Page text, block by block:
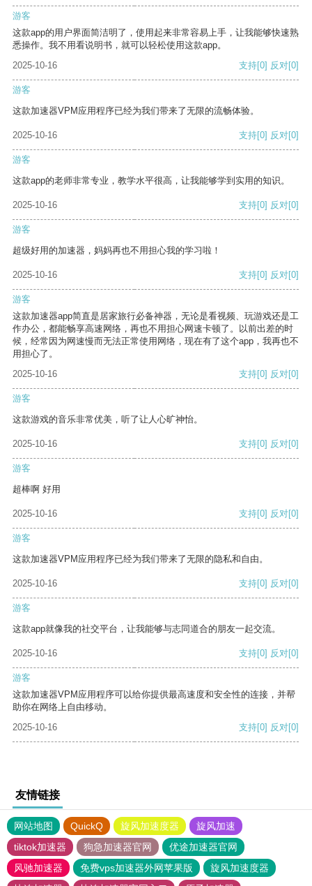
游客
这款app的用户界面简洁明了，使用起来非常容易上手，让我能够快速熟
悉操作。我不用看说明书，就可以轻松使用这款app。
2025-10-16
支持[0] 反对[0]
游客
这款加速器VPM应用程序已经为我们带来了无限的流畅体验。
2025-10-16 支持[0] 反对[0]
游客
这款app的老师非常专业，教学水平很高，让我能够学到实用的知识。
2025-10-16 支持[0] 反对[0]
游客
超级好用的加速器，妈妈再也不用担心我的学习啦！
2025-10-16 支持[0] 反对[0]
游客
这款加速器app简直是居家旅行必备神器，无论是看视频、玩游戏还是工
作办公，都能畅享高速网络，再也不用担心网速卡顿了。以前出差的时
候，经常因为网速慢而无法正常使用网络，现在有了这个app，我再也不
用担心了。
2025-10-16
支持[0] 反对[0]
游客
这款游戏的音乐非常优美，听了让人心旷神怡。
2025-10-16 支持[0] 反对[0]
游客
超棒啊 好用
2025-10-16 支持[0] 反对[0]
游客
这款加速器VPM应用程序已经为我们带来了无限的隐私和自由。
2025-10-16 支持[0] 反对[0]
游客
这款app就像我的社交平台，让我能够与志同道合的朋友一起交流。
2025-10-16 支持[0] 反对[0]
游客
这款加速器VPM应用程序可以给你提供最高速度和安全性的连接，并帮
助你在网络上自由移动。
2025-10-16
支持[0] 反对[0]
友情链接
网站地图 QuickQ 旋风加速度器
旋风加速
tiktok加速器
狗急加速器官网
优途加速器官网
风驰加速器
免费vps加速器外网苹果版
旋风加速度器